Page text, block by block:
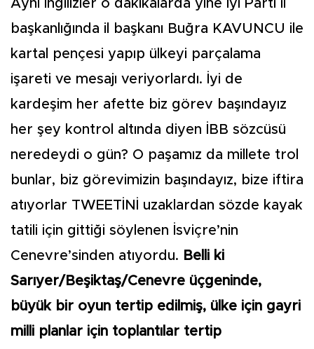
Aynı İngilizler o dakikalarda yine İyi Parti il
başkanlığında il başkanı Buğra KAVUNCU ile
kartal pençesi yapıp ülkeyi parçalama
işareti ve mesajı veriyorlardı. İyi de
kardeşim her afette biz görev başındayız
her şey kontrol altında diyen İBB sözcüsü
neredeydi o gün? O paşamız da millete trol
bunlar, biz görevimizin başındayız, bize iftira
atıyorlar TWEETİNİ uzaklardan sözde kayak
tatili için gittiği söylenen İsviçre’nin
Cenevre’sinden atıyordu. Belli ki
Sarıyer/Beşiktaş/Cenevre üçgeninde,
büyük bir oyun tertip edilmiş, ülke için gayri
milli planlar için toplantılar tertip